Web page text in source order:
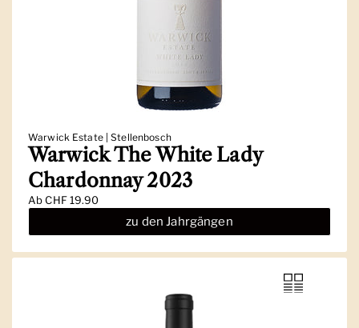
Warwick Estate | Stellenbosch
Warwick The White Lady
Chardonnay 2023
AbCHF 19.90
zu den Jahrgängen